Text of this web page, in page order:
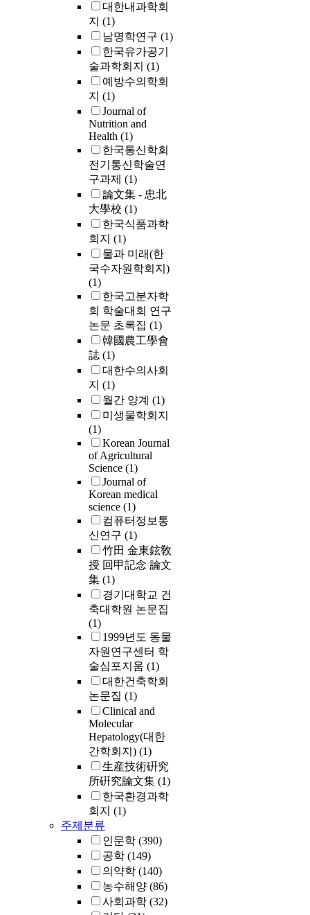
대한내과학회
지 (1)
남명학연구 (1)
한국유가공기
술과학회지 (1)
예방수의학회
지 (1)
Journal of
Nutrition and
Health (1)
한국통신학회
전기통신학술연
구과제 (1)
論文集 - 忠北
大學校 (1)
한국식품과학
회지 (1)
물과 미래(한
국수자원학회지)
(1)
한국고분자학
회 학술대회 연구
논문 초록집 (1)
韓國農工學會
誌 (1)
대한수의사회
지 (1)
월간 양계 (1)
미생물학회지
(1)
Korean Journal
of Agricultural
Science (1)
Journal of
Korean medical
science (1)
컴퓨터정보통
신연구 (1)
竹田 金東鉉敎
授 回甲記念 論文
集 (1)
경기대학교 건
축대학원 논문집
(1)
1999년도 동물
자원연구센터 학
술심포지움 (1)
대한건축학회
논문집 (1)
Clinical and
Molecular
Hepatology(대한
간학회지) (1)
生産技術硏究
所硏究論文集 (1)
한국환경과학
회지 (1)
주제분류
인문학 (390)
공학 (149)
의약학 (140)
농수해양 (86)
사회과학 (32)